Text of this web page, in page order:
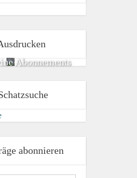
Abonnements
abonnieren